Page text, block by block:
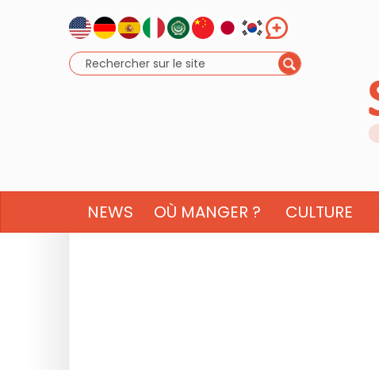
NEWS OÙ MANGER ? CULTURE